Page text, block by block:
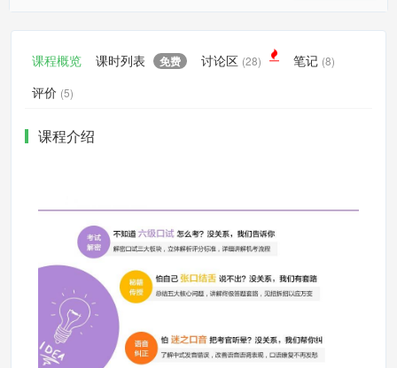
课程概览 课时列表 免费 讨论区 (28) 笔记 (8)
评价 (5)
课程介绍